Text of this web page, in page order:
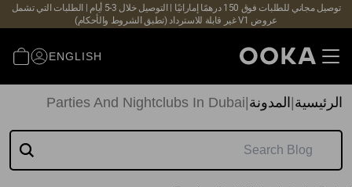
توصيل مجاني للطلبات فوق 150 درهمًا إماراتيًا | التوصيل خلال 3-5 أيام | الطلبات التي تشمل
عروض V1 غير قابلة للاسترداد (تطبق الشروط والأحكام)
ENGLISH
الرئيسية المدونة Parties And Nightclubs In Dubai